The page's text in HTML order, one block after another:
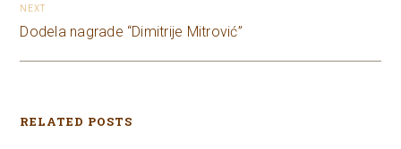
NEXT
Dodela nagrade “Dimitrije Mitrović”
RELATED POSTS